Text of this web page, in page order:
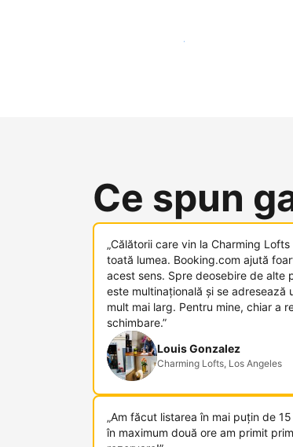
Atrageți noi oaspeți astăzi
Ce spun
„Călătorii care vin la Charming
toată lumea. Booking.com ajută
acest sens. Spre deosebire de alte
este multinațională și se adresează
mult mai larg. Pentru mine, chiar a
schimbare.”
Louis Gonzalez
Charming Lofts, Los Angeles
„Am făcut listarea în mai puțin de
în maximum două ore am primit